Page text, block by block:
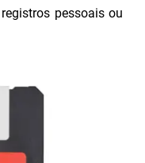
pessoais ou